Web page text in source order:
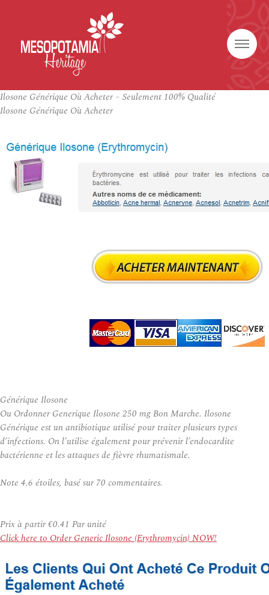
Ilosone Générique Où Acheter – Seulement 100% Qualité
Ilosone Générique Où Acheter
Générique Ilosone
Ou Ordonner Generique Ilosone 250 mg Bon Marche. Ilosone
Générique est un antibiotique utilisé pour traiter plusieurs types
d’infections. On l’utilise également pour prévenir l’endocardite
bactérienne et les attaques de fièvre rhumatismale.
Note 4.6 étoiles, basé sur 70 commentaires.
Prix à partir€0.41 Par unité
Click here to Order Generic Ilosone (Erythromycin) NOW!